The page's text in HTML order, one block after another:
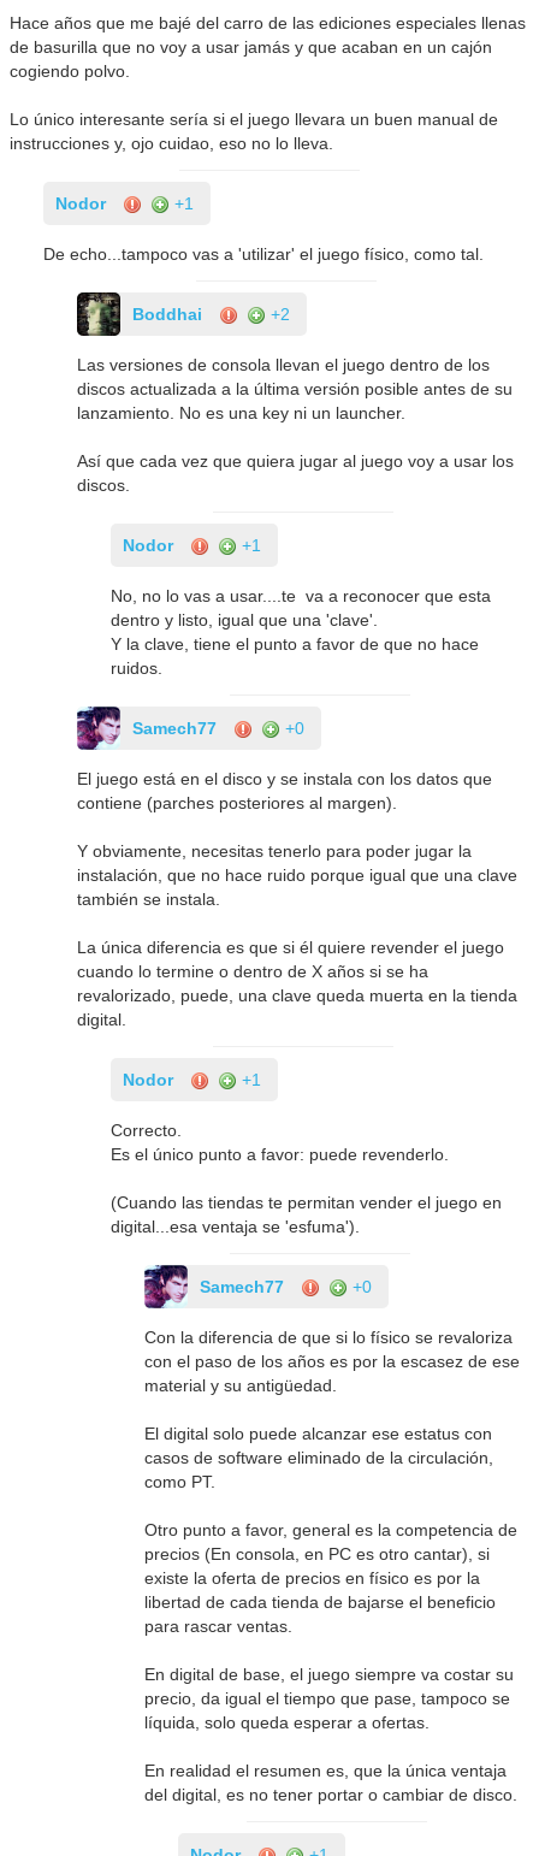
Hace años que me bajé del carro de las ediciones especiales llenas
de basurilla que no voy a usar jamás y que acaban en un cajón
cogiendo polvo.
Lo único interesante sería si el juego llevara un buen manual de
instrucciones y, ojo cuidao, eso no lo lleva.
Nodor +1
De echo...tampoco vas a 'utilizar' el juego físico, como tal.
Boddhai +2
Las versiones de consola llevan el juego dentro de los
discos actualizada a la última versión posible antes de su
lanzamiento. No es una key ni un launcher.
Así que cada vez que quiera jugar al juego voy a usar los
discos.
Nodor +1
No, no lo vas a usar....te va a reconocer que esta
dentro y listo, igual que una 'clave'.
Y la clave, tiene el punto a favor de que no hace
ruidos.
Samech77 +0
El juego está en el disco y se instala con los datos que
contiene (parches posteriores al margen).
Y obviamente, necesitas tenerlo para poder jugar la
instalación, que no hace ruido porque igual que una clave
también se instala.
La única diferencia es que si él quiere revender el juego
cuando lo termine o dentro de X años si se ha
revalorizado, puede, una clave queda muerta en la tienda
digital.
Nodor +1
Correcto.
Es el único punto a favor: puede revenderlo.
(Cuando las tiendas te permitan vender el juego en
digital...esa ventaja se 'esfuma').
Samech77 +0
Con la diferencia de que si lo físico se revaloriza
con el paso de los años es por la escasez de ese
material y su antigüedad.
El digital solo puede alcanzar ese estatus con
casos de software eliminado de la circulación,
como PT.
Otro punto a favor, general es la competencia de
precios (En consola, en PC es otro cantar), si
existe la oferta de precios en físico es por la
libertad de cada tienda de bajarse el beneficio
para rascar ventas.
En digital de base, el juego siempre va costar su
precio, da igual el tiempo que pase, tampoco se
líquida, solo queda esperar a ofertas.
En realidad el resumen es, que la única ventaja
del digital, es no tener portar o cambiar de disco.